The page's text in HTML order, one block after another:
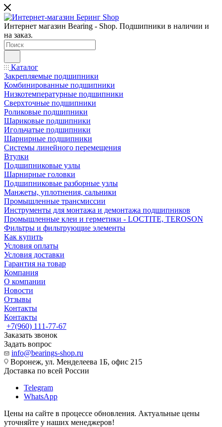
Интернет магазин Bearing - Shop. Подшипники в наличии и
на заказ.
Каталог
Закрепляемые подшипники
Комбинированные подшипники
Низкотемпературные подшипники
Сверхточные подшипники
Роликовые подшипники
Шариковые подшипники
Игольчатые подшипники
Шарнирные подшипники
Системы линейного перемещения
Втулки
Подшипниковые узлы
Шарнирные головки
Подшипниковые разборные узлы
Манжеты, уплотнения, сальники
Промышленные трансмиссии
Инструменты для монтажа и демонтажа подшипников
Промышленные клеи и герметики - LOCTITE, TEROSON
Фильтры и фильтрующие элементы
Как купить
Условия оплаты
Условия доставки
Гарантия на товар
Компания
О компании
Новости
Отзывы
Контакты
Контакты
+7(960) 111-77-67
Заказать звонок
Задать вопрос
info@bearings-shop.ru
Воронеж, ул. Менделеева 1Б, офис 215
Доставка по всей России
Telegram
WhatsApp
Цены на сайте в процессе обновления. Актуальные цены
уточняйте у наших менеджеров!